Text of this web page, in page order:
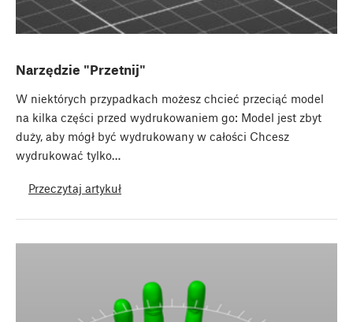
Narzędzie "Przetnij"
W niektórych przypadkach możesz chcieć przeciąć model
na kilka części przed wydrukowaniem go: Model jest zbyt
duży, aby mógł być wydrukowany w całości Chcesz
wydrukować tylko…
Przeczytaj artykuł